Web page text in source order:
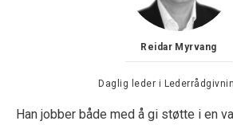
Reidar Myrvang
Daglig leder i
Han jobber både med å gi støtte i en